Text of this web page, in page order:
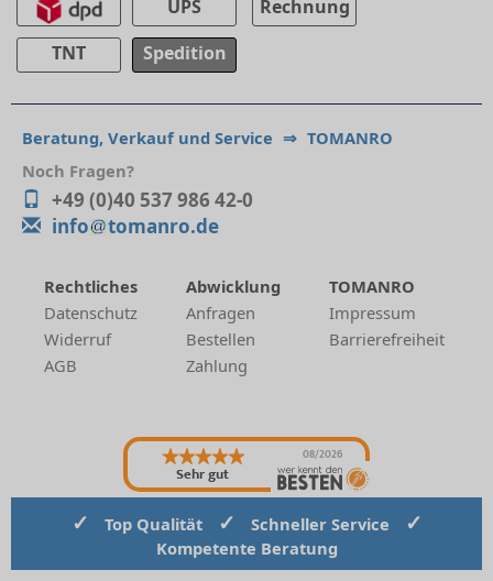
UPS
TNT
Spedition
Rechnung
Beratung, Verkauf und Service ⇒ TOMANRO
Noch Fragen?
+49 (0)40 537 986 42-0
info
tomanro.de
Rechtliches
Datenschutz
Widerruf
AGB
Abwicklung
Anfragen
Bestellen
Zahlung
TOMANRO
Impressum
Barrierefreiheit
Sehr gut
08/2026
✓ Top Qualität ✓ Schneller Service ✓
Kompetente Beratung